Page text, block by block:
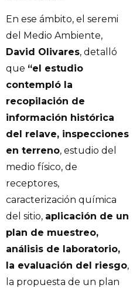
En ese ámbito, el seremi
del Medio Ambiente,
David Olivares, detalló
que “el estudio
contempló la
recopilación de
información histórica
del relave, inspecciones
en terreno, estudio del
medio físico, de
receptores,
caracterización química
del sitio, aplicación de un
plan de muestreo,
análisis de laboratorio,
la evaluación del riesgo,
la propuesta de un plan